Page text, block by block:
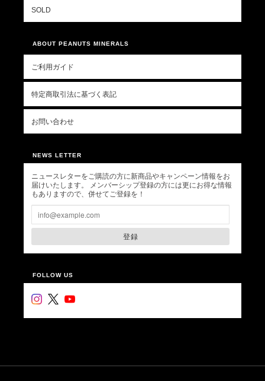
SOLD
ABOUT PEANUTS MINERALS
ご利用ガイド
特定商取引法に基づく表記
お問い合わせ
NEWS LETTER
ニュースレターをご購読の方に新商品やキャンペーン情報をお
届けいたします。 メンバーシップ登録の方には更にお得な情報
もありますので、併せてご登録を！
登録
FOLLOW US